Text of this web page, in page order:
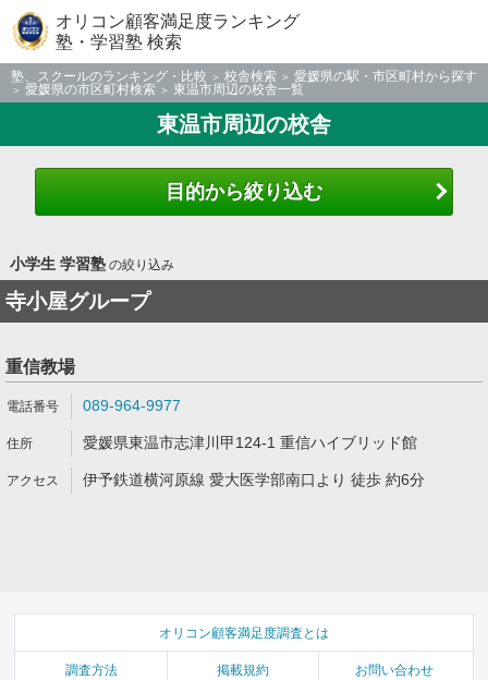
オリコン顧客満足度ランキング
塾・学習塾 検索
塾、スクールのランキング・比較 校舎検索
愛媛県の駅・市区町村から探す
愛媛県の市区町村検索
東温市周辺の校舎一覧
東温市周辺の校舎
目的から絞り込む
小学生 学習塾の絞り込み
寺小屋グループ
重信教場
089-964-9977
愛媛県東温市志津川甲124-1 重信ハイブリッド館
伊予鉄道横河原線 愛大医学部南口より 徒歩 約6分
オリコン顧客満足度調査とは
調査方法 掲載規約 お問い合わせ